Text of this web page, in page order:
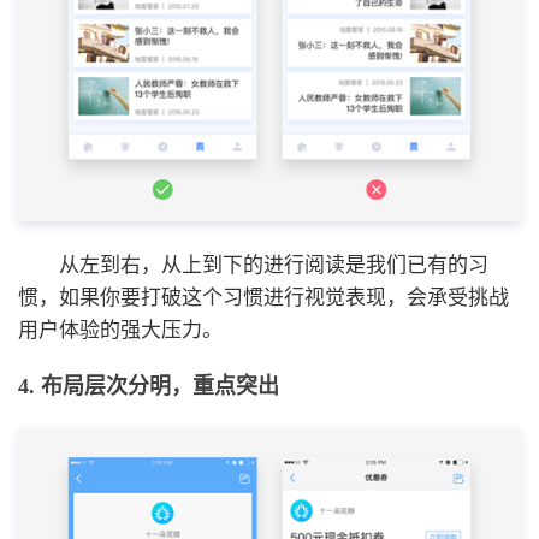
从左到右，从上到下的进行阅读是我们已有的习
惯，如果你要打破这个习惯进行视觉表现，会承受挑战
用户体验的强大压力。
4. 布局层次分明，重点突出